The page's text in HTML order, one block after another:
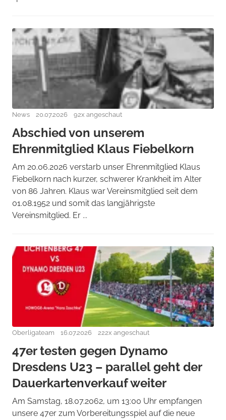
News 20.07.2026 92x angeschaut
Abschied von unserem
Ehrenmitglied Klaus Fiebelkorn
Am 20.06.2026 verstarb unser Ehrenmitglied Klaus
Fiebelkorn nach kurzer, schwerer Krankheit im Alter
von 86 Jahren. Klaus war Vereinsmitglied seit dem
01.08.1952 und somit das langjährigste
Vereinsmitglied. Er ...
Oberligateam 16.07.2026 222x angeschaut
47er testen gegen Dynamo
Dresdens U23 – parallel geht der
Dauerkartenverkauf weiter
Am Samstag, 18.07.2062, um 13:00 Uhr empfangen
unsere 47er zum Vorbereitungsspiel auf die neue